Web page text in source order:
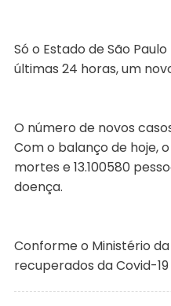
Só o Estado de São
últimas 24 horas, um
O número de novos
Com o balanço de hoje,
mortes e 13.100580
doença.
Conforme o Ministério
recuperados da Covid-19